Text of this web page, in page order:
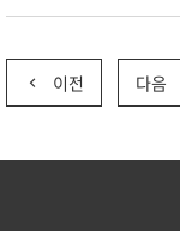
이전 다음